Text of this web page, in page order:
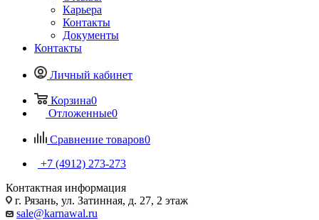
Карьера
Контакты
Документы
Контакты
Личный кабинет
Корзина0
Отложенные0
Сравнение товаров0
+7 (4912) 273-273
Контактная информация
г. Рязань, ул. Затинная, д. 27, 2 этаж
sale@karnawal.ru